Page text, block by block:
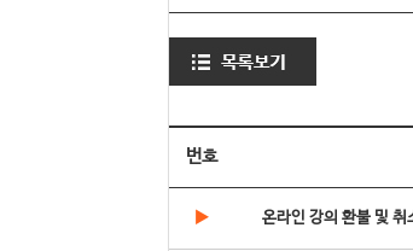
번호
▶ 온라인 강의 환불 및 취